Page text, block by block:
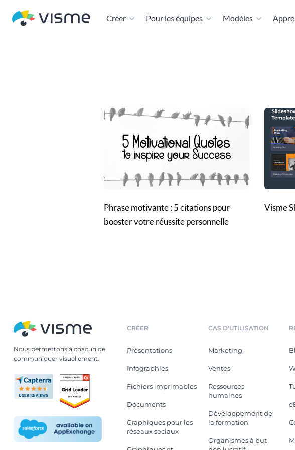
Créer Pour les équipes Modèles
Phrase motivante : 5 citations pour
booster votre réussite personnelle
Visme
Nous permettons à chacun de
communiquer visuellement.
CRÉER
Présentations
Infographies
Fichiers imprimables
Documents
Graphiques pour les
réseaux sociaux
CAS D'UTILISATION
Marketing
Ventes
Ressources
humaines
Développement de
la formation
Organismes à but